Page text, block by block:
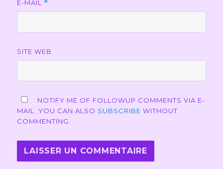
E-MAIL *
SITE WEB
NOTIFY ME OF FOLLOWUP COMMENTS VIA E-
MAIL. YOU CAN ALSO SUBSCRIBE WITHOUT
COMMENTING.